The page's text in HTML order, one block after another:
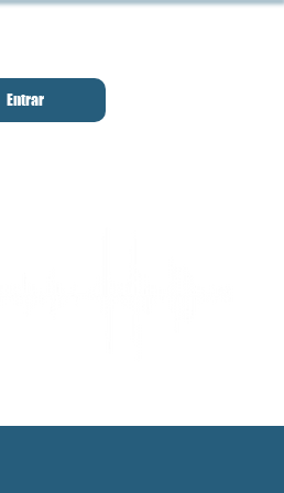
Entrar